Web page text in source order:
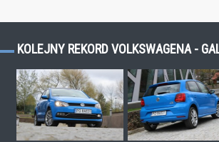
KOLEJNY REKORD VOLKSWAGENA -